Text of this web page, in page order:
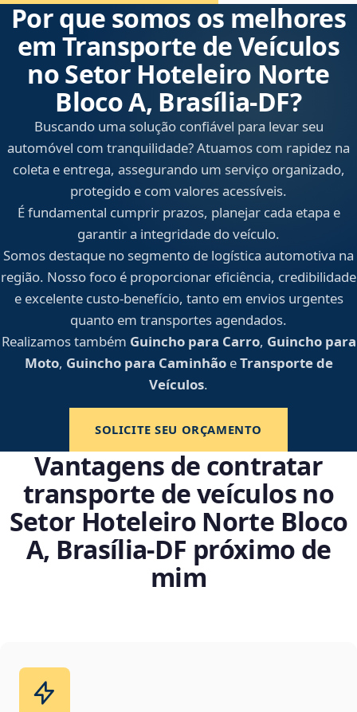
Por que somos os melhores
em Transporte de Veículos
no Setor Hoteleiro Norte
Bloco A, Brasília‑DF?
Buscando uma solução confiável para levar seu
automóvel com tranquilidade? Atuamos com rapidez na
coleta e entrega, assegurando um serviço organizado,
protegido e com valores acessíveis.
É fundamental cumprir prazos, planejar cada etapa e
garantir a integridade do veículo.
Somos destaque no segmento de logística automotiva na
região. Nosso foco é proporcionar eficiência, credibilidade
e excelente custo-benefício, tanto em envios urgentes
quanto em transportes agendados.
Realizamos também Guincho para Carro, Guincho para
Moto, Guincho para CaminhãoeTransporte de
Veículos.
SOLICITE SEU ORÇAMENTO
Vantagens de contratar
transporte de veículos no
Setor Hoteleiro Norte Bloco
A, Brasília‑DF próximo de
mim